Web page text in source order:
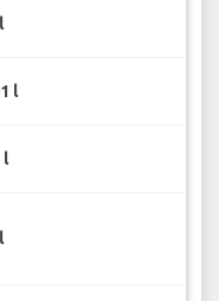
l
l